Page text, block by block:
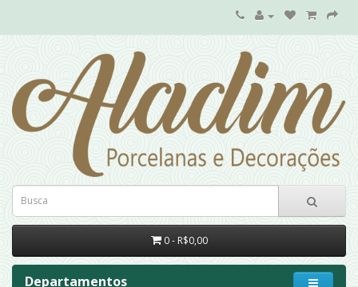
0 - R$0,00
Departamentos